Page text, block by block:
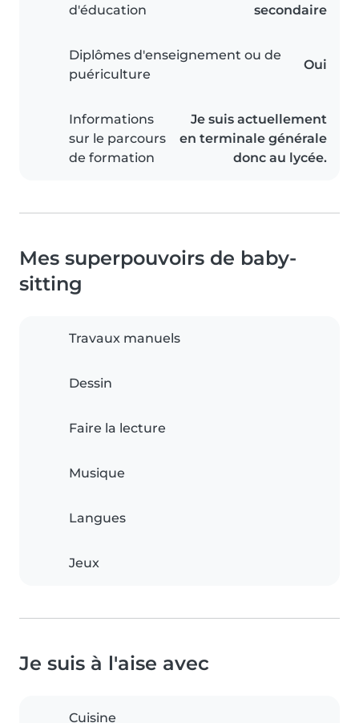
d'éducation
secondaire
Diplômes d'enseignement ou de
puériculture
Oui
Informations
sur le parcours
de formation
Je suis actuellement
en terminale générale
donc au lycée.
Mes superpouvoirs de baby-
sitting
Travaux manuels
Dessin
Faire la lecture
Musique
Langues
Jeux
Je suis à l'aise avec
Cuisine